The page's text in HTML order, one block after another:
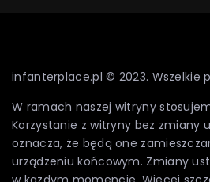
infanterplace.pl © 2023. Wszelkie
W ramach naszej witryny
Korzystanie z witryny bez zmiany
oznacza, że będą one
urządzeniu końcowym. Zmiany